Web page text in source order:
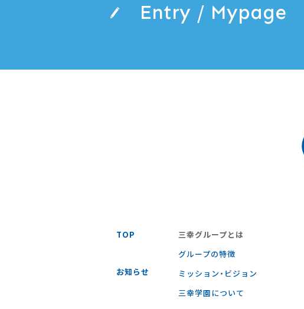
Entry / Mypage
TOP
お知らせ
三幸グループとは
グループの特徴
ミッション・ビジョン
三幸学園について